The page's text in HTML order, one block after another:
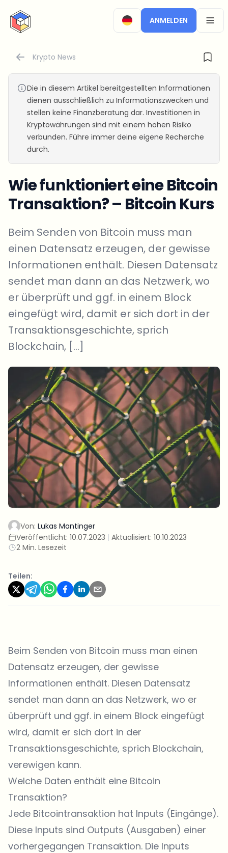
CryptoTicker
ANMELDEN
Krypto News
Die in diesem Artikel bereitgestellten Informationen
dienen ausschließlich zu Informationszwecken und
stellen keine Finanzberatung dar. Investitionen in
Kryptowährungen sind mit einem hohen Risiko
verbunden. Führe immer deine eigene Recherche
durch.
Wie funktioniert eine Bitcoin
Transaktion? – Bitcoin Kurs
Beim Senden von Bitcoin muss man
einen Datensatz erzeugen, der gewisse
Informationen enthält. Diesen Datensatz
sendet man dann an das Netzwerk, wo
er überprüft und ggf. in einem Block
eingefügt wird, damit er sich dort in der
Transaktionsgeschichte, sprich
Blockchain, […]
Von: Lukas Mantinger
Veröffentlicht: 10.07.2023 | Aktualisiert: 10.10.2023
2 Min. Lesezeit
Teilen:
Beim Senden von Bitcoin muss man einen
Datensatz erzeugen, der gewisse
Informationen enthält. Diesen Datensatz
sendet man dann an das Netzwerk, wo er
überprüft und ggf. in einem Block eingefügt
wird, damit er sich dort in der
Transaktionsgeschichte, sprich Blockchain,
verewigen kann.
Welche Daten enthält eine Bitcoin
Transaktion?
Jede Bitcointransaktion hat Inputs (Eingänge).
Diese Inputs sind Outputs (Ausgaben) einer
vorhergegangen Transaktion. Die Inputs